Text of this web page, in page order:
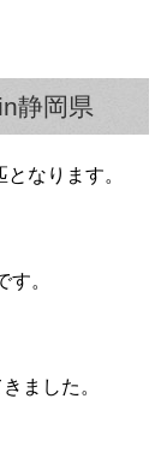
静岡県
なります。
。
ました。